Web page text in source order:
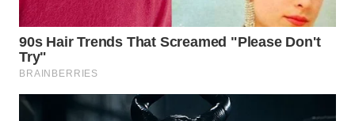
WAHANA
PERSONA
WAHANA